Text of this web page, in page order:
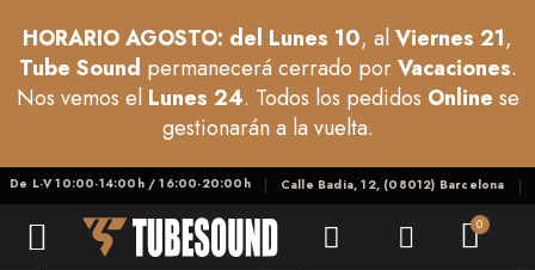
HORARIO AGOSTO: del Lunes 10, alViernes 21,
Tube Sound permanecerá cerrado porVacaciones.
Nos vemos el Lunes 24. Todos los pedidos Online se
gestionarán a la vuelta.
De L-V 10:00-14:00h / 16:00-20:00h Calle Badia, 12, (08012) Barcelona